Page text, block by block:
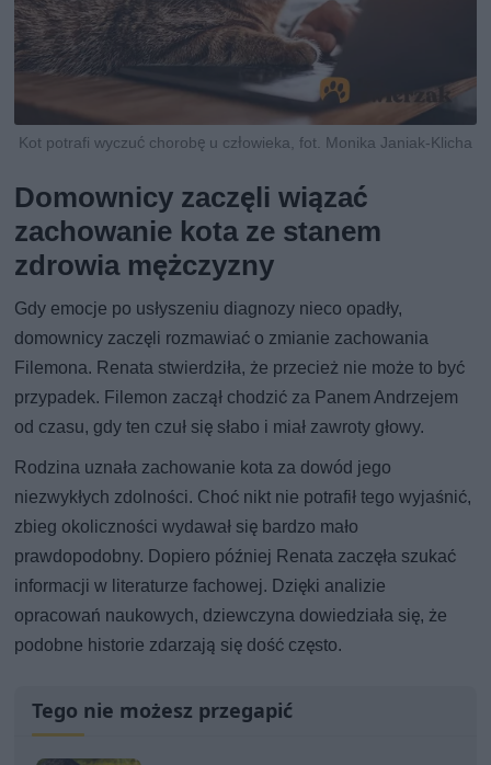
Kot potrafi wyczuć chorobę u człowieka, fot. Monika Janiak-Klicha
Domownicy zaczęli wiązać
zachowanie kota ze stanem
zdrowia mężczyzny
Gdy emocje po usłyszeniu diagnozy nieco opadły,
domownicy zaczęli rozmawiać o zmianie zachowania
Filemona. Renata stwierdziła, że przecież nie może to być
przypadek. Filemon zaczął chodzić za Panem Andrzejem
od czasu, gdy ten czuł się słabo i miał zawroty głowy.
Rodzina uznała zachowanie kota za dowód jego
niezwykłych zdolności. Choć nikt nie potrafił tego wyjaśnić,
zbieg okoliczności wydawał się bardzo mało
prawdopodobny. Dopiero później Renata zaczęła szukać
informacji w literaturze fachowej. Dzięki analizie
opracowań naukowych, dziewczyna dowiedziała się, że
podobne historie zdarzają się dość często.
Tego nie możesz przegapić